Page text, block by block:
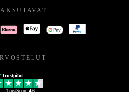
Trustpilot
TrustScore 4.6